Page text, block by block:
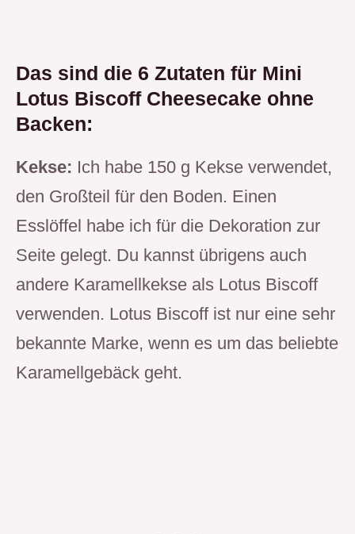
Das sind die 6 Zutaten für Mini
Lotus Biscoff Cheesecake ohne
Backen:
Kekse: Ich habe 150 g Kekse verwendet,
den Großteil für den Boden. Einen
Esslöffel habe ich für die Dekoration zur
Seite gelegt. Du kannst übrigens auch
andere Karamellkekse als Lotus Biscoff
verwenden. Lotus Biscoff ist nur eine sehr
bekannte Marke, wenn es um das beliebte
Karamellgebäck geht.